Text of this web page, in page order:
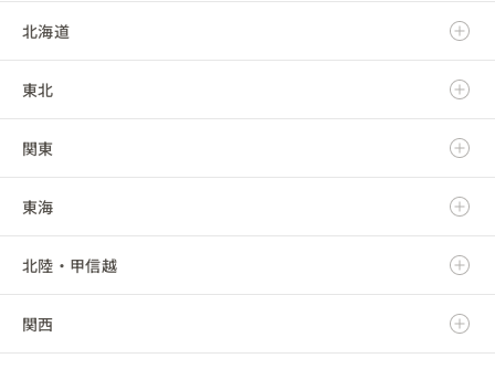
北海道
北海道
東北
青森県
岩手県
宮城県
秋田県
関東
茨城県
栃木県
群馬県
東海
岐阜県
静岡県
北陸・甲信越
新潟県
関西